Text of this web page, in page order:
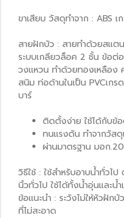
ขาเสียบ วัสดุทำจาก : ABS เ
สายฝักบัว : สายทำด้วยสแต
ระบบเกลียวล็อค 2 ชั้น ข้อต่
วงแหวน ทำด้วยทองเหลือง
สนิม ท่อด้านในเป็น PVCเก
บาร์
ติดตั้งง่าย ใช้ได้กับข้
ทนแรงดัน ทำจากวัส
ผ่านมาตรฐาน มอก
วิธีใช้ : ใช้สำหรับอาบน้ำทั่วไ
นิ้วทั่วไป ใช้ได้ทั้งน้ำอุ่นและน้ำ
ข้อแนะนำ : ระวังไม่ให้หัวฝัก
ที่ไม่สะอาด